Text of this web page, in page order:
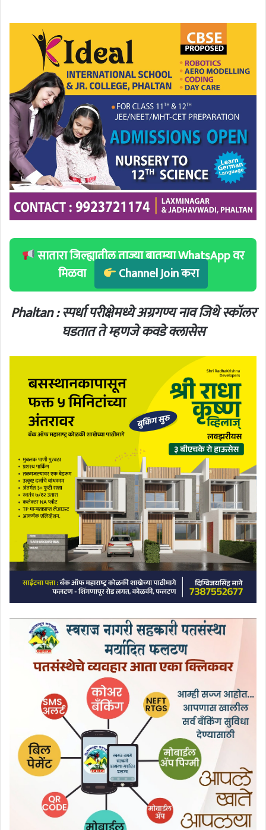
सातारा जिल्ह्यातील ताज्या बातम्या WhatsApp वर
मिळवा
Channel Join करा
Phaltan : स्पर्धा परीक्षेमध्ये अग्रगण्य नाव जिथे स्कॉलर
घडतात ते म्हणजे कवडे क्लासेस